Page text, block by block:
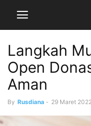
Langkah
Open
Aman
By Rusdiana - 29 Maret